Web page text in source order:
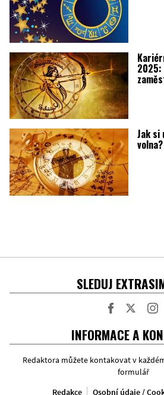
2025:
Jak si
SLEDUJ
INFORMACE A
Redaktora můžete kontakovat v
formulář
Redakce
Osobní údaje /